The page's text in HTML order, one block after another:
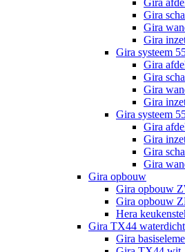
Gira
Gira
Gira
Gira
Gira systeem
Gira
Gira
Gira
Gira
Gira systeem
Gira
Gira
Gira
Gira
Gira opbouw
Gira opbouw
Gira opbouw
Hera
Gira TX44 waterdicht
Gira